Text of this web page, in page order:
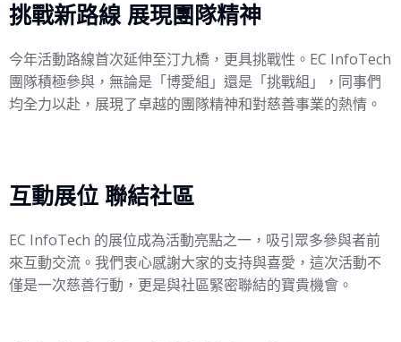
挑戰新路線 展現團隊精神
今年活動路線首次延伸至汀九橋，更具挑戰性。EC InfoTech
團隊積極參與，無論是「博愛組」還是「挑戰組」，同事們
均全力以赴，展現了卓越的團隊精神和對慈善事業的熱情。
互動展位 聯結社區
EC InfoTech 的展位成為活動亮點之一，吸引眾多參與者前
來互動交流。我們衷心感謝大家的支持與喜愛，這次活動不
僅是一次慈善行動，更是與社區緊密聯結的寶貴機會。